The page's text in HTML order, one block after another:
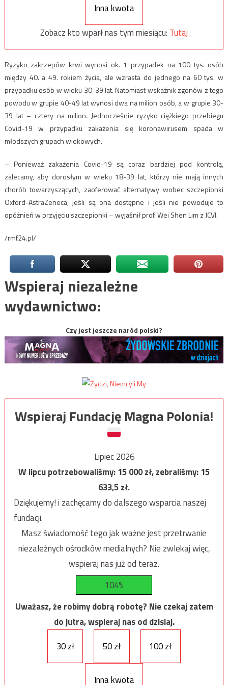
Inna kwota
Zobacz kto wparł nas tym miesiącu: Tutaj
Ryzyko zakrzepów krwi wynosi ok. 1 przypadek na 100 tys. osób
między 40. a 49. rokiem życia, ale wzrasta do jednego na 60 tys. w
przypadku osób w wieku 30-39 lat. Natomiast wskaźnik zgonów z tego
powodu w grupie 40-49 lat wynosi dwa na milion osób, a w grupie 30-
39 lat – cztery na milion. Jednocześnie ryzyko ciężkiego przebiegu
Covid-19 w przypadku zakażenia się koronawirusem spada w
młodszych grupach wiekowych.
– Ponieważ zakażenia Covid-19 są coraz bardziej pod kontrolą,
zalecamy, aby dorosłym w wieku 18-39 lat, którzy nie mają innych
chorób towarzyszących, zaoferować alternatywy wobec szczepionki
Oxford-AstraZeneca, jeśli są ona dostępne i jeśli nie powoduje to
opóźnień w przyjęciu szczepionki – wyjaśnił prof. Wei Shen Lim z JCVI.
/rmf24.pl/
Wspieraj niezależne
wydawnictwo:
Czy jest jeszcze naród polski?
Wspieraj Fundację Magna Polonia!
Lipiec 2026
W lipcu potrzebowaliśmy:15 000zł, zebraliśmy:15
633,5zł.
Dziękujemy! i zachęcamy do dalszego wsparcia naszej
fundacji.
Masz świadomość tego jak ważne jest przetrwanie
niezależnych ośrodków medialnych? Nie zwlekaj więc,
wspieraj nas już od teraz.
104%
Uważasz, że robimy dobrą robotę? Nie czekaj zatem
do jutra, wspieraj nas od dzisiaj.
30 zł
50 zł 100 zł
Inna kwota